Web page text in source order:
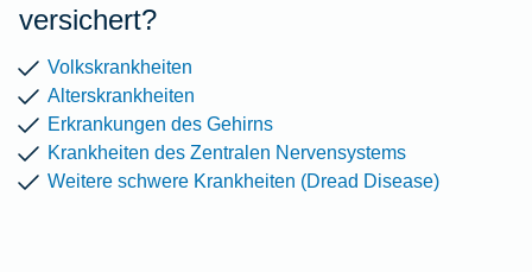
versichert?
Volkskrankheiten
Alterskrankheiten
Erkrankungen des Gehirns
Krankheiten des Zentralen Nervensystems
Weitere schwere Krankheiten (Dread Disease)